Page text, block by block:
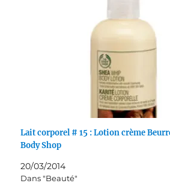
Lait corporel # 15 : Lotion crème
Body Shop
20/03/2014
Dans "Beauté"